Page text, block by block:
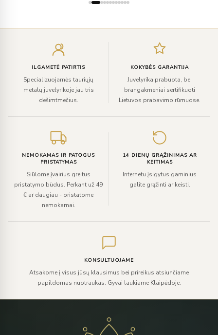
ILGAMETĖ PATIRTIS
Specializuojamės tauriųjų
metalų juvelyrikoje jau tris
dešimtmečius.
KOKYBĖS GARANTIJA
Juvelyrika prabuota, bei
brangakmeniai sertifikuoti
Lietuvos prabavimo rūmuose.
NEMOKAMAS IR PATOGUS
PRISTATYMAS
Siūlome įvairius greitus
pristatymo būdus. Perkant už 49
€ ar daugiau - pristatome
nemokamai.
14 DIENŲ GRĄŽINIMAS AR
KEITIMAS
Internetu įsigytus gaminius
galite grąžinti ar keisti.
KONSULTUOJAME
Atsakome į visus jūsų klausimus bei prireikus atsiunčiame
papildomas nuotraukas. Gyvai laukiame Klaipėdoje.